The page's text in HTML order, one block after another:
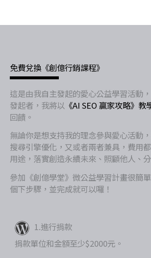
免費兌換《創億行銷課程》
這是由我自主發起的愛心公益學習活動
發起者，我將以 《AI SEO 贏家攻略》教
回饋。
無論你是想支持我的理念參與愛心活動
搜尋引擎優化，又或者兩者兼具，費用
用途，落實創造永續未來、照顧他人、
參加《創億學堂》微公益學習計畫很簡
個下步驟，並完成就可以囉！
1.進行捐款
捐款單位和金額至少$2000元。